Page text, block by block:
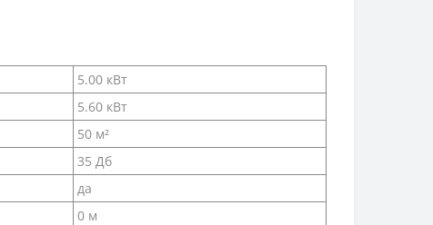
5.00 кВт
5.60 кВт
50 м²
35 Дб
да
0 м